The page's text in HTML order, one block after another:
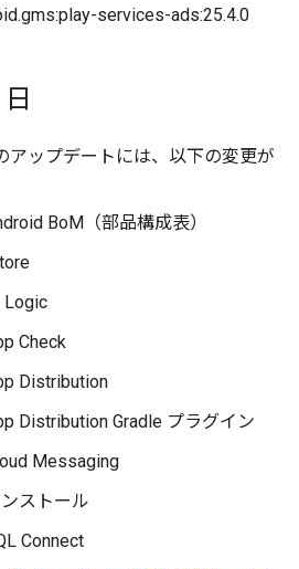
services-ads:25.4.0
アップデートには、以下の変更が
BoM（部品構成表）
Logic
Check
Distribution
Distribution Gradle プラグイン
Messaging
ストール
Connect